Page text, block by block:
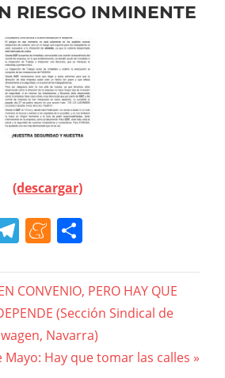
RIESGO INMINENTE
(descargar)
Telegram
Meneame
CONVENIO, PERO HAY QUE
(Sección Sindical de
Navarra)
Mayo: Hay que tomar las calles